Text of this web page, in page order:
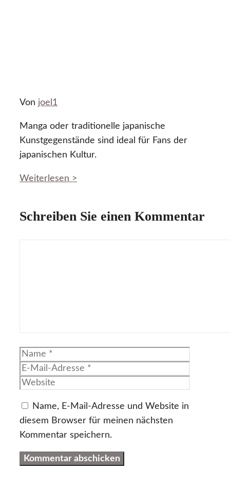
Von joel1
Manga oder traditionelle japanische
Kunstgegenstände sind ideal für Fans der
japanischen Kultur.
Weiterlesen >
Schreiben Sie einen Kommentar
Name
Name, E-Mail-Adresse und Website in
diesem Browser für meinen nächsten
Kommentar speichern.